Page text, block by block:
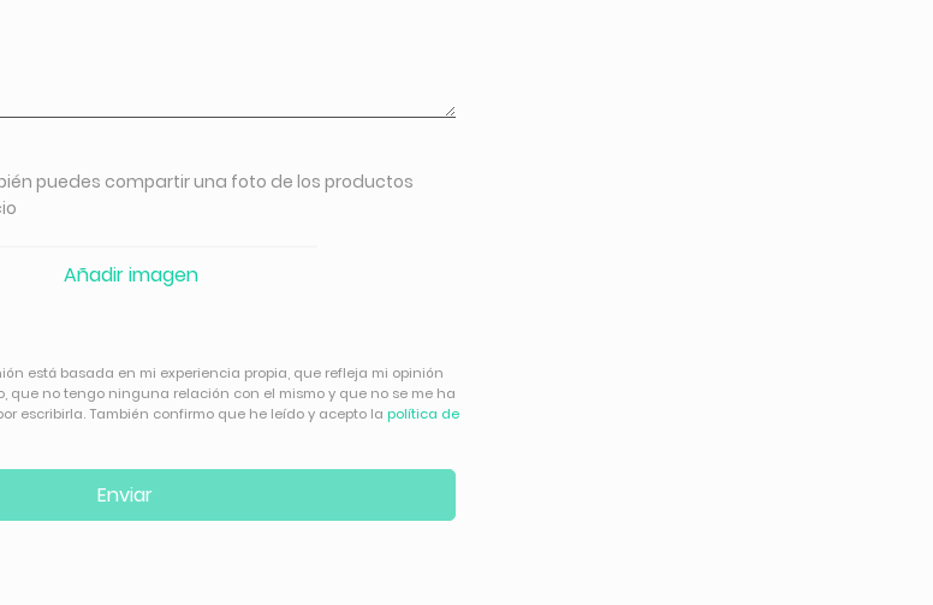
puedes compartir una foto de los productos
Añadir imagen
está basada en mi experiencia propia, que refleja mi opinión
que no tengo ninguna relación con el mismo y que no se me ha
escribirla. También confirmo que he leído y acepto la política de
Enviar